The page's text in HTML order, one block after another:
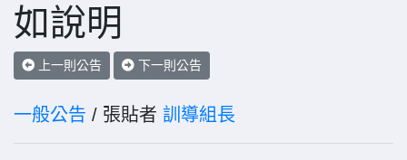
如說明
上一則公告 下一則公告
一般公告 / 張貼者 訓導組長